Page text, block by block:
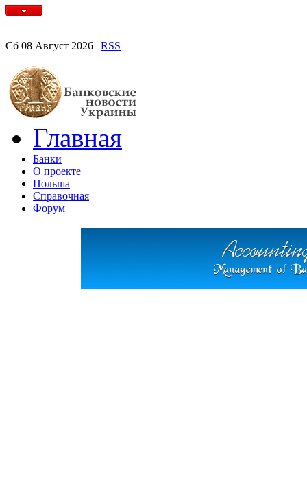
Сб 08 Август 2026 | RSS
Главная
Банки
О проекте
Польша
Справочная
Форум